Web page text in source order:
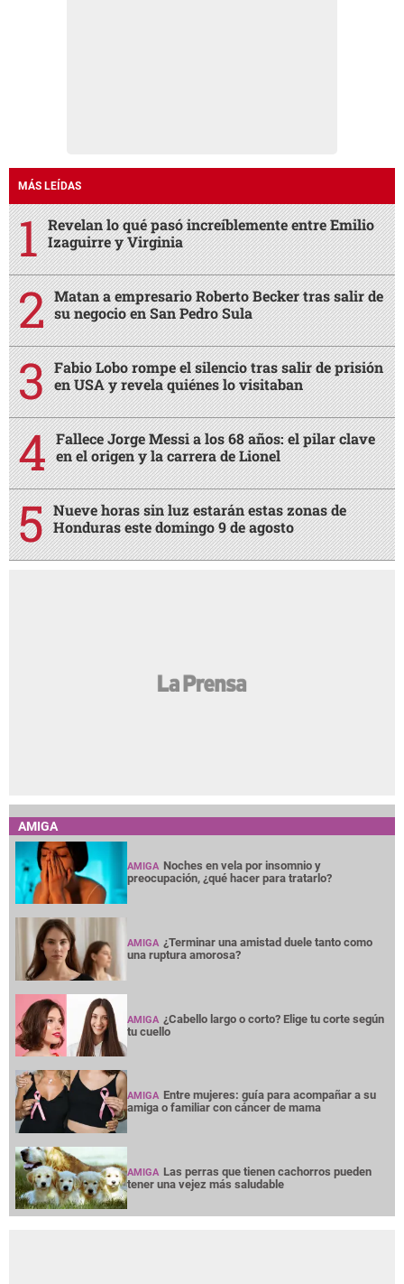
MÁS LEÍDAS
Revelan lo qué pasó increíblemente entre Emilio
Izaguirre y Virginia
Matan a empresario Roberto Becker tras salir de
su negocio en San Pedro Sula
Fabio Lobo rompe el silencio tras salir de prisión
en USA y revela quiénes lo visitaban
Fallece Jorge Messi a los 68 años: el pilar clave
en el origen y la carrera de Lionel
Nueve horas sin luz estarán estas zonas de
Honduras este domingo 9 de agosto
AMIGA
AMIGA Noches en vela por insomnio y
preocupación, ¿qué hacer para tratarlo?
AMIGA ¿Terminar una amistad duele tanto como
una ruptura amorosa?
AMIGA ¿Cabello largo o corto? Elige tu corte según
tu cuello
AMIGA Entre mujeres: guía para acompañar a su
amiga o familiar con cáncer de mama
AMIGA Las perras que tienen cachorros pueden
tener una vejez más saludable